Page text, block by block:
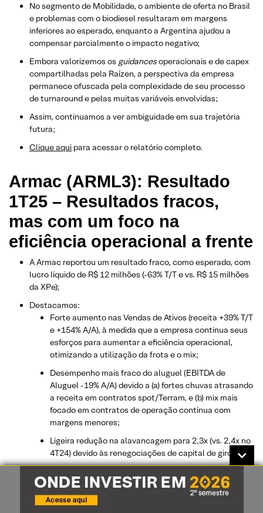
No segmento de Mobilidade, o ambiente de oferta no Brasil
e problemas com o biodiesel resultaram em margens
inferiores ao esperado, enquanto a Argentina ajudou a
compensar parcialmente o impacto negativo;
Embora valorizemos os guidancesoperacionais e de capex
compartilhadas pela Raízen, a perspectiva da empresa
permanece ofuscada pela complexidade de seu processo
de turnaround e pelas muitas variáveis envolvidas;
Assim, continuamos a ver ambiguidade em sua trajetória
futura;
​Clique aqui para acessar o relatório completo.
Armac (ARML3): Resultado
1T25 – Resultados fracos,
mas com um foco na
eficiência operacional a frente
A Armac reportou um resultado fraco, como esperado, com
lucro líquido de R$ 12 milhões (-63% T/T e vs. R$ 15 milhões
da XPe);
Destacamos:
Forte aumento nas Vendas de Ativos (receita +39% T/T
e +154% A/A), à medida que a empresa continua seus
esforços para aumentar a eficiência operacional,
otimizando a utilização da frota e o mix;
Desempenho mais fraco do aluguel (EBITDA de
Aluguel -19% A/A) devido a (a) fortes chuvas atrasando
a receita em contratos spot/Terram, e (b) mix mais
focado em contratos de operação contínua com
margens menores;
Ligeira redução na alavancagem para 2,3x (vs. 2,4x no
4T24) devido às renegociações de capital de giro;
Clique aqui para acessar o relatório completo.